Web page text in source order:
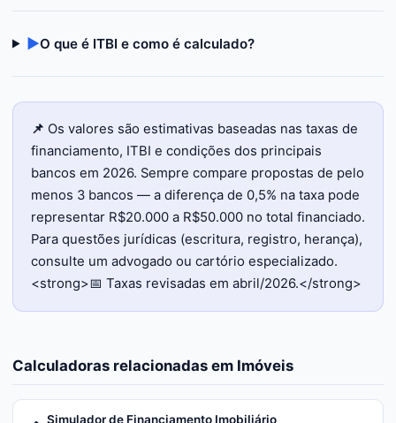
▶O que é ITBI e como é calculado?
📌 Os valores são estimativas baseadas nas taxas de
financiamento, ITBI e condições dos principais
bancos em 2026. Sempre compare propostas de pelo
menos 3 bancos — a diferença de 0,5% na taxa pode
representar R$20.000 a R$50.000 no total financiado.
Para questões jurídicas (escritura, registro, herança),
consulte um advogado ou cartório especializado.
<strong>📅 Taxas revisadas em abril/2026.</strong>
Calculadoras relacionadas em Imóveis
Simulador de Financiamento Imobiliário